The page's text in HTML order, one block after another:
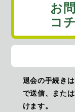
お
コ
退会の手続き
で送信、また
けます。